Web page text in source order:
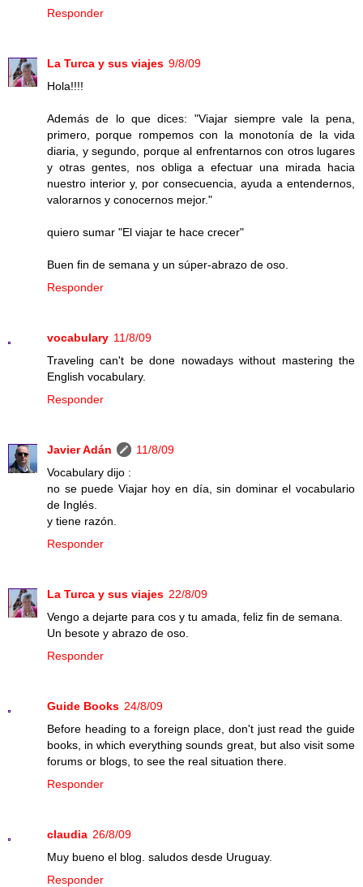
Responder
La Turca y sus viajes 9/8/09
Hola!!!!
Además de lo que dices: "Viajar siempre vale la pena,
primero, porque rompemos con la monotonía de la vida
diaria, y segundo, porque al enfrentarnos con otros lugares
y otras gentes, nos obliga a efectuar una mirada hacia
nuestro interior y, por consecuencia, ayuda a entendernos,
valorarnos y conocernos mejor."
quiero sumar "El viajar te hace crecer"
Buen fin de semana y un súper-abrazo de oso.
Responder
vocabulary 11/8/09
Traveling can't be done nowadays without mastering the
English vocabulary.
Responder
Javier Adán
11/8/09
Vocabulary dijo :
no se puede Viajar hoy en día, sin dominar el vocabulario
de Inglés.
y tiene razón.
Responder
La Turca y sus viajes 22/8/09
Vengo a dejarte para cos y tu amada, feliz fin de semana.
Un besote y abrazo de oso.
Responder
Guide Books 24/8/09
Before heading to a foreign place, don't just read the guide
books, in which everything sounds great, but also visit some
forums or blogs, to see the real situation there.
Responder
claudia 26/8/09
Muy bueno el blog. saludos desde Uruguay.
Responder